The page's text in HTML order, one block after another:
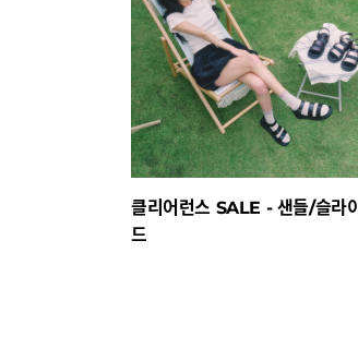
클리어런스 SALE - 샌들/슬라이
드